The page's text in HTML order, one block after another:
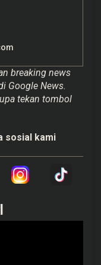
breaking news
Google News.
tekan tombol
sosial kami